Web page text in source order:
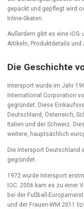
gepackt und gepflegt wird
Inline-Skaten.
Außerdem gibt es eine
Artikeln, Produktdetails und
Die Geschichte
Intersport wurde im Jahr
International Corporation
gegründet. Diese
Deutschland, Österreich,
Italien und der Schweiz.
weitere, hauptsächlich
Die Intersport Deutschland
gegründet.
1972 wurde Intersport
IOC. 2006 kam es zu einer
bei der Fußball-
und der Frauen-WM 2011